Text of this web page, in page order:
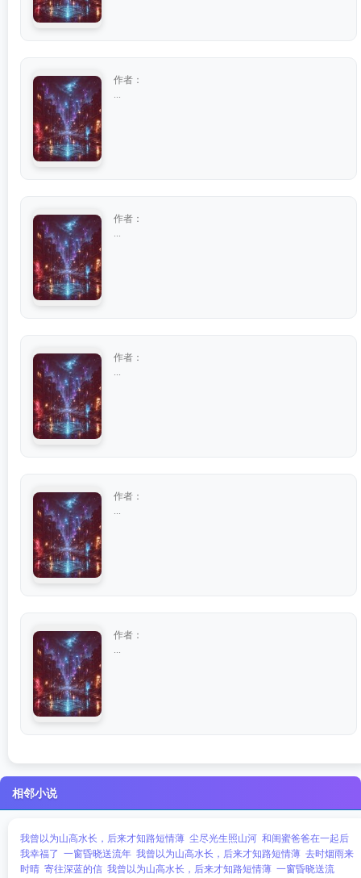
作者：
作者：
作者：
作者：
作者：
相邻小说
我曾以为山高水长，后来才知路短情薄 尘尽光生照山河 和闺蜜爸爸在一起后
我幸福了 一窗昏晓送流年 我曾以为山高水长，后来才知路短情薄 去时烟雨来
时晴 寄往深蓝的信 我曾以为山高水长，后来才知路短情薄 一窗昏晓送流